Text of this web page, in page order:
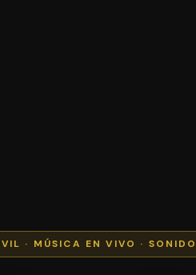
· MÚSICA EN VIVO ·